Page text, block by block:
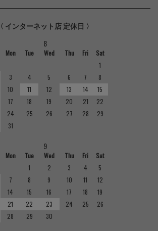
〈 インターネット店 定休日 〉
8
Mon Tue Wed Thu Fri
Sat
1
3 4 5 6 7
8
10 11 12 13 14
15
17 18 19 20 21
22
24 25 26 27 28
29
31
9
Mon Tue Wed Thu Fri
Sat
1
2 3 4
5
7 8 9 10 11
12
14 15 16 17 18
19
21 22 23 24 25
26
28 29 30